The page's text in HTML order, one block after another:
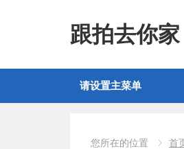
跟拍去你家
请设置主菜单
您所在的位置 首